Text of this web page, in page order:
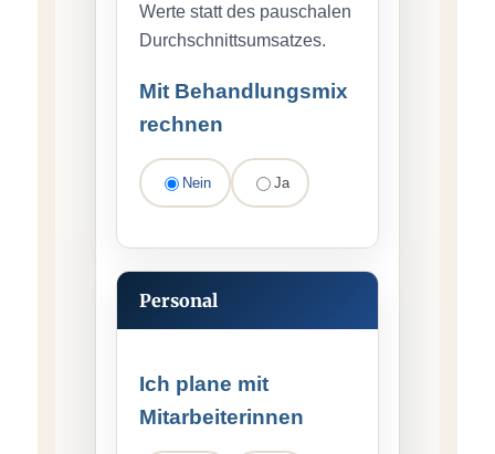
Werte statt des pauschalen
Durchschnittsumsatzes.
Mit Behandlungsmix
rechnen
Nein Ja
Personal
Ich plane mit
Mitarbeiterinnen